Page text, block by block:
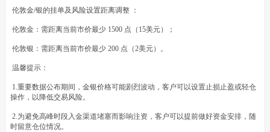
伦敦金/银的挂单及风险设置距离调整 ：
伦敦金：需距离当前市价最少 1500 点（15美元）；
伦敦银：需距离当前市价最少 200 点（2美元）。
温馨提示：
1.重要数据公布期间，金银价格可能剧烈波动，客户可以设置止损止盈或轻仓
操作，以降低交易风险。
2.为避免高峰时段入金渠道堵塞而影响注资，客户可以提前做好资金安排，随
时留意仓位情况。